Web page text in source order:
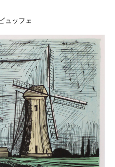
ュッフェ